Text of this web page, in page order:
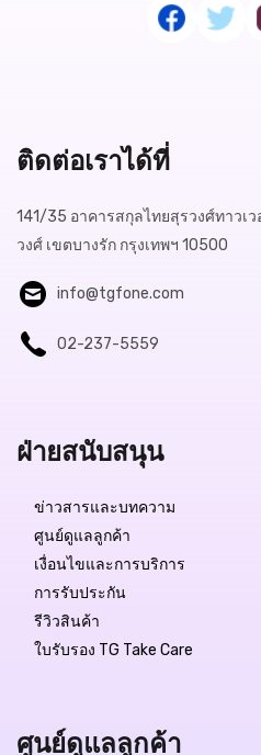
ติดต่อเราได้ที่
141/35 อาคารสกุลไทยสุรวงศ์ทาวเ
วงศ์ เขตบางรัก กรุงเทพฯ 10500
info@tgfone.com
02-237-5559
ฝ่ายสนับสนุน
ข่าวสารและบทความ
ศูนย์ดูแลลูกค้า
เงื่อนไขและการบริการ
การรับประกัน
รีวิวสินค้า
ใบรับรอง TG Take Care
ศูนย์ดูแลลูกค้า